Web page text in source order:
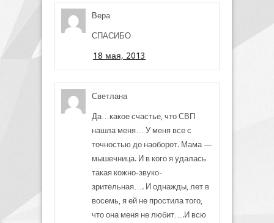
Вера
СПАСИБО
18 мая, 2013
Светлана
Да…какое счастье, что СВП
нашла меня… У меня все с
точностью до наоборот. Мама —
мышечница. И в кого я удалась
такая кожно-звуко-
зрительная…. И однажды, лет в
восемь, я ей не простила того,
что она меня не любит….И всю